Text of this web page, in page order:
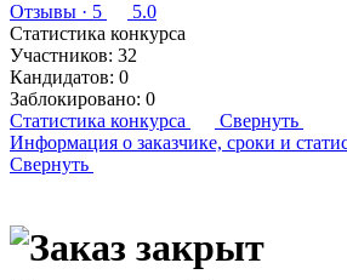
Отзывы · 5
5.0
Статистика конкурса
Участников: 32
Кандидатов: 0
Заблокировано: 0
Статистика конкурса
Свернуть
Информация о заказчике, сроки и
Свернуть